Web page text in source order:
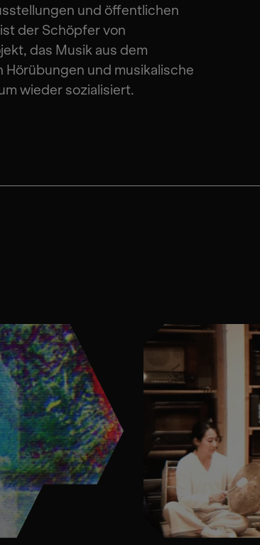
und öffentlichen
der Schöpfer von
das Musik aus dem
und musikalische
wieder sozialisiert.